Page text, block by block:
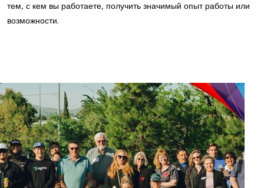
тем, с кем вы работаете, получить значимый опыт работы или
возможности.